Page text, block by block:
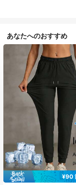
あなたへのおすすめ
¥90